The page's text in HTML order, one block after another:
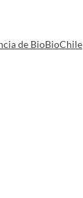
de BioBioChile